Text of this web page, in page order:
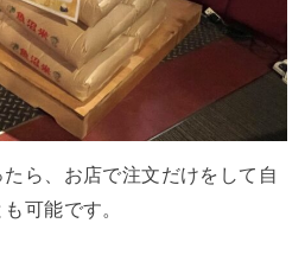
ら、お店で注文だけをして自
可能です。